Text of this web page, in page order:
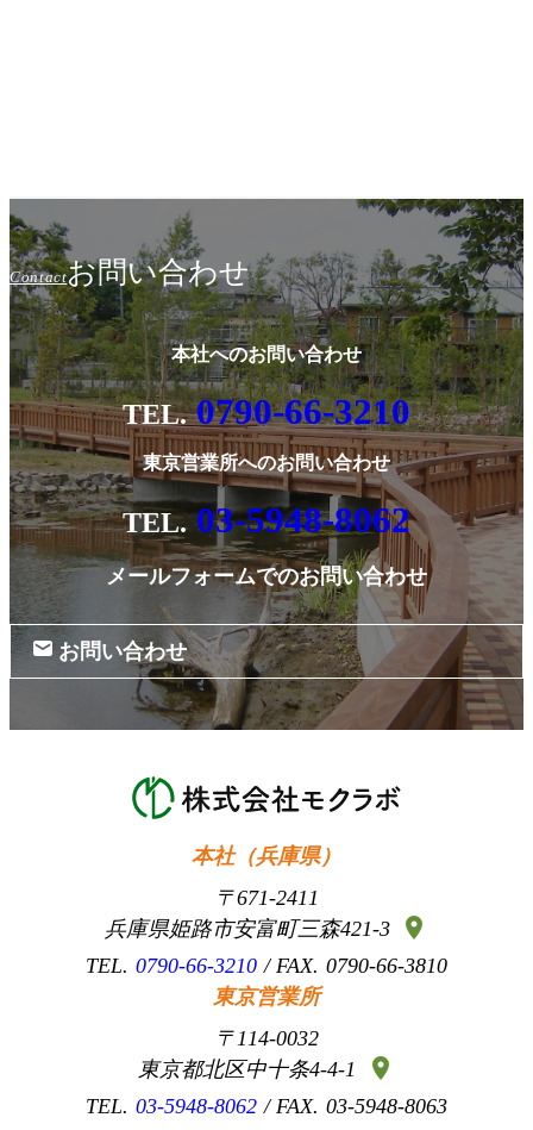
Contactお問い合わせ
本社へのお問い合わせ
0790-66-3210
東京営業所へのお問い合わせ
03-5948-8062
メールフォームでのお問い合わせ
お問い合わせ
本社（兵庫県）
671-2411
兵庫県姫路市安富町三森421-3
location_on
0790-66-3210
0790-66-3810
東京営業所
114-0032
東京都北区中十条4-4-1
location_on
03-5948-8062 03-5948-8063